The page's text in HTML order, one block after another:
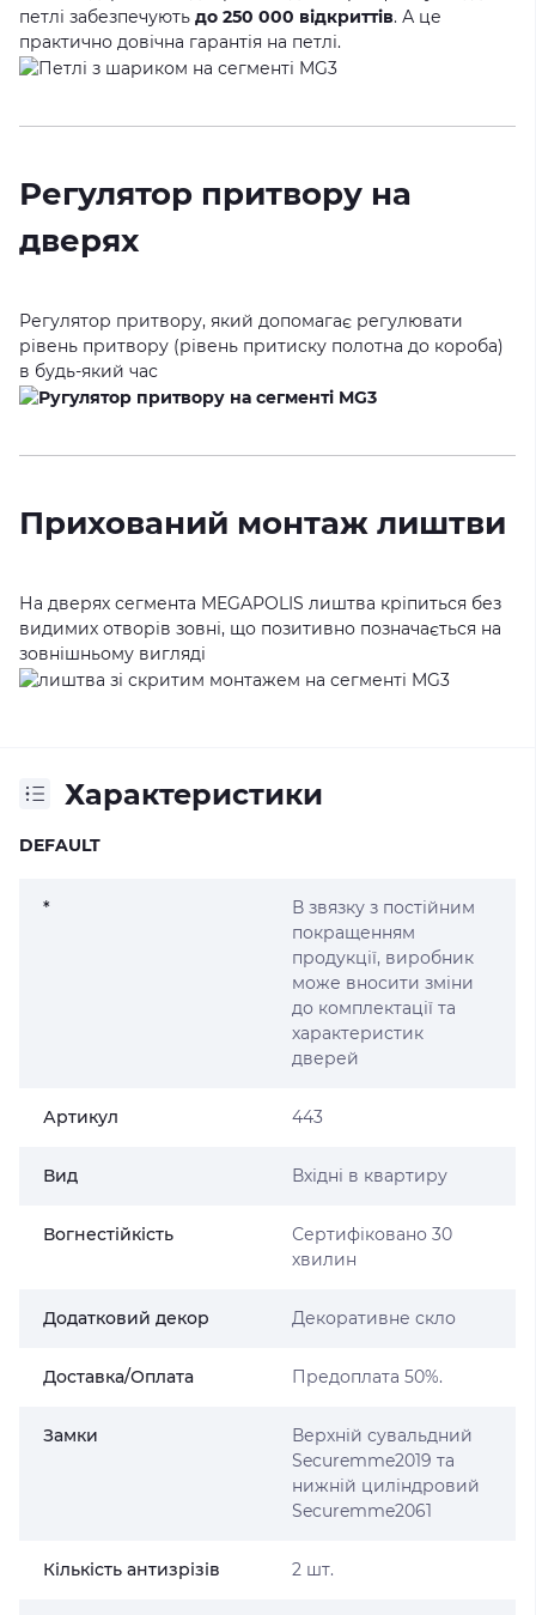
петлі забезпечують до 250 000 відкриттів. А це
практично довічна гарантія на петлі.
Регулятор притвору на
дверях
Регулятор притвору, який допомагає регулювати
рівень притвору (рівень притиску полотна до короба)
в будь-який час
Прихований монтаж лиштви
На дверях сегмента MEGAPOLIS лиштва кріпиться без
видимих отворів зовні, що позитивно позначається на
зовнішньому вигляді
Характеристики
DEFAULT
*
В звязку з постійним
покращенням
продукції, виробник
може вносити зміни
до комплектації та
характеристик
дверей
Артикул 443
Вид Вхідні в квартиру
Вогнестійкість
Сертифіковано 30
хвилин
Додатковий декор Декоративне скло
Доставка/Оплата Предоплата 50%.
Замки
Верхній сувальдний
Securemme2019 та
нижній циліндровий
Securemme2061
Кількість антизрізів 2 шт.